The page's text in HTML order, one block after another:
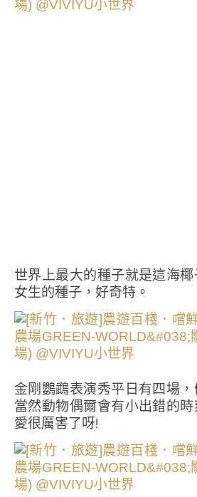
世界上最大的種子就是這海椰
女生的種子，好奇特。
金剛鸚鵡表演秀平日有四場，
當然動物偶爾會有小出錯的
愛很厲害了呀!